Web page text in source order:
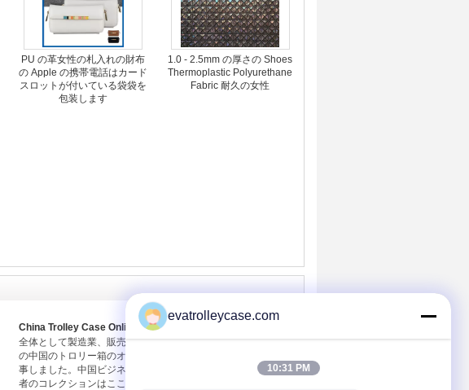
PU の革女性の札入れの財布
の Apple の携帯電話はカード
スロットが付いている袋袋を
包装します
1.0 - 2.5mm の厚さの Shoes
Thermoplastic Polyurethane
Fabric 耐久の女性
China Trolley Case Online Marketplace
全体として製造業、販売および技術的な売り上げ後のサービス
の中国のトロリー箱のオンライン市場は専門プロダクトで、従
事しました。中国ビジネス分野の専攻学生のブランドの製造業
者のコレクションはここにあります。私達は良質プロダクトだ
evatrolleycase.com
10:31 PM